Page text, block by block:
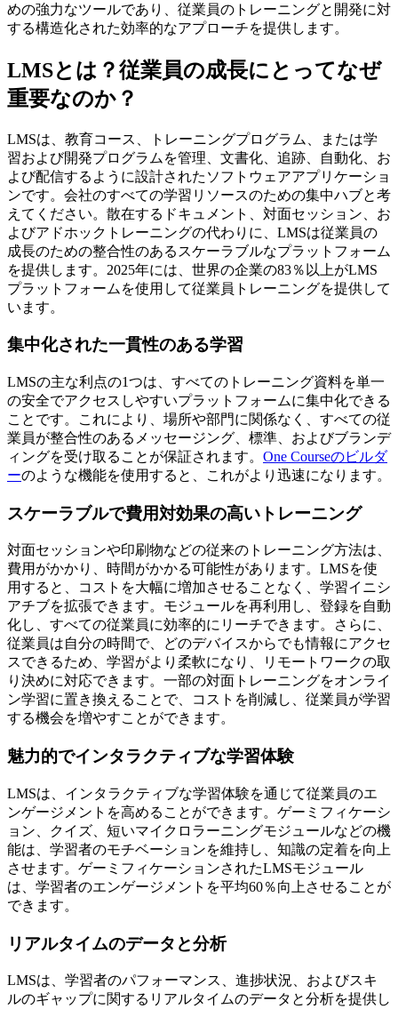
めの強力なツールであり、従業員のトレーニングと開発に対
する構造化された効率的なアプローチを提供します。
LMSとは？従業員の成長にとってなぜ
重要なのか？
LMSは、教育コース、トレーニングプログラム、または学
習および開発プログラムを管理、文書化、追跡、自動化、お
よび配信するように設計されたソフトウェアアプリケーショ
ンです。会社のすべての学習リソースのための集中ハブと考
えてください。散在するドキュメント、対面セッション、お
よびアドホックトレーニングの代わりに、LMSは従業員の
成長のための整合性のあるスケーラブルなプラットフォーム
を提供します。2025年には、世界の企業の83％以上がLMS
プラットフォームを使用して従業員トレーニングを提供して
います。
集中化された一貫性のある学習
LMSの主な利点の1つは、すべてのトレーニング資料を単一
の安全でアクセスしやすいプラットフォームに集中化できる
ことです。これにより、場所や部門に関係なく、すべての従
業員が整合性のあるメッセージング、標準、およびブランデ
ィングを受け取ることが保証されます。 One Courseのビルダ
ーのような機能を使用すると、これがより迅速になります。
スケーラブルで費用対効果の高いトレーニング
対面セッションや印刷物などの従来のトレーニング方法は、
費用がかかり、時間がかかる可能性があります。LMSを使
用すると、コストを大幅に増加させることなく、学習イニシ
アチブを拡張できます。モジュールを再利用し、登録を自動
化し、すべての従業員に効率的にリーチできます。さらに、
従業員は自分の時間で、どのデバイスからでも情報にアクセ
スできるため、学習がより柔軟になり、リモートワークの取
り決めに対応できます。一部の対面トレーニングをオンライ
ン学習に置き換えることで、コストを削減し、従業員が学習
する機会を増やすことができます。
魅力的でインタラクティブな学習体験
LMSは、インタラクティブな学習体験を通じて従業員のエ
ンゲージメントを高めることができます。ゲーミフィケーシ
ョン、クイズ、短いマイクロラーニングモジュールなどの機
能は、学習者のモチベーションを維持し、知識の定着を向上
させます。ゲーミフィケーションされたLMSモジュール
は、学習者のエンゲージメントを平均60％向上させることが
できます。
リアルタイムのデータと分析
LMSは、学習者のパフォーマンス、進捗状況、およびスキ
ルのギャップに関するリアルタイムのデータと分析を提供し